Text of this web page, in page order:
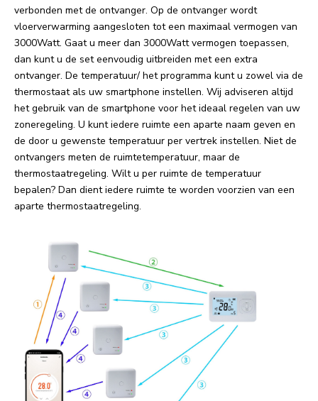
verbonden met de ontvanger. Op de ontvanger wordt
vloerverwarming aangesloten tot een maximaal vermogen van
3000Watt. Gaat u meer dan 3000Watt vermogen toepassen,
dan kunt u de set eenvoudig uitbreiden met een extra
ontvanger. De temperatuur/ het programma kunt u zowel via de
thermostaat als uw smartphone instellen. Wij adviseren altijd
het gebruik van de smartphone voor het ideaal regelen van uw
zoneregeling. U kunt iedere ruimte een aparte naam geven en
de door u gewenste temperatuur per vertrek instellen. Niet de
ontvangers meten de ruimtetemperatuur, maar de
thermostaatregeling. Wilt u per ruimte de temperatuur
bepalen? Dan dient iedere ruimte te worden voorzien van een
aparte thermostaatregeling.